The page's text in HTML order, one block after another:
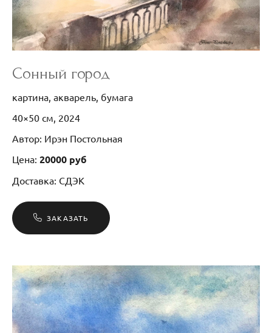
Сонный город
картина, акварель, бумага
40×50 см, 2024
Автор: Ирэн Постольная
Цена: 20000 руб
Доставка: СДЭК
ЗАКАЗАТЬ